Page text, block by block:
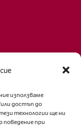
използваме
достъп до
технологии ще ни
поведение при